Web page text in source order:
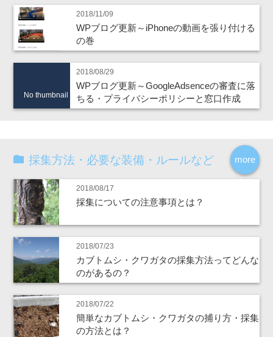
2018/11/09
WPブログ更新～iPhoneの動画を張り付ける
の巻
No thumbnail
2018/08/29
WPブログ更新～GoogleAdsenceの審査に落
ちる・プライバシーポリシーと窓口作成
more
採集方法・必要な装備・ルールなど
2018/08/17
採集についての注意事項とは？
2018/07/23
カブトムシ・クワガタの採集方法ってどんな
のがあるの？
2018/07/22
簡単なカブトムシ・クワガタの捕り方・採集
の方法とは？